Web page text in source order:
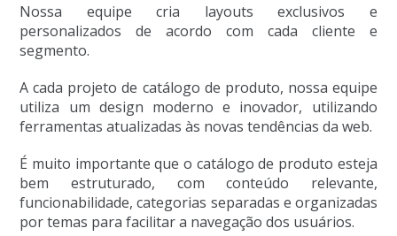
Nossa equipe cria layouts exclusivos e
personalizados de acordo com cada cliente e
segmento.
A cada projeto de catálogo de produto, nossa equipe
utiliza um design moderno e inovador, utilizando
ferramentas atualizadas às novas tendências da web.
É muito importante que o catálogo de produto esteja
bem estruturado, com conteúdo relevante,
funcionabilidade, categorias separadas e organizadas
por temas para facilitar a navegação dos usuários.